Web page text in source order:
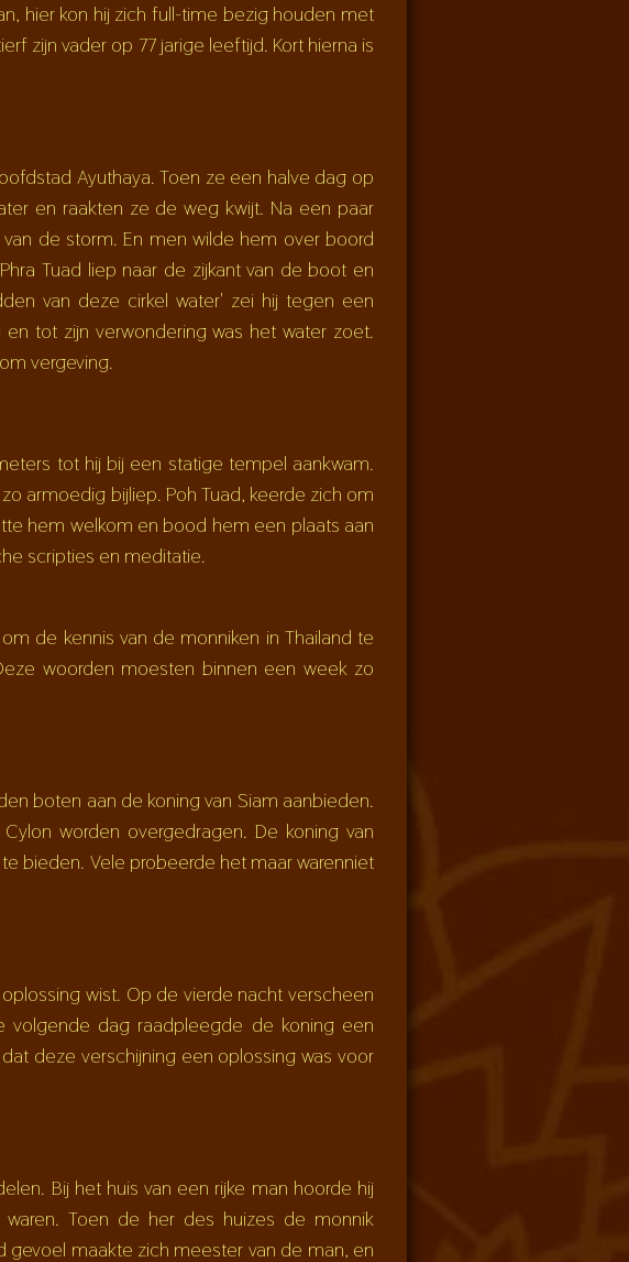
hier kon hij zich full-time bezig houden met
zijn vader op 77 jarige leeftijd. Kort hierna is
Ayuthaya. Toen ze een halve dag op
en raakten ze de weg kwijt. Na een paar
de storm. En men wilde hem over boord
Tuad liep naar de zijkant van de boot en
van deze cirkel water' zei hij tegen een
tot zijn verwondering was het water zoet.
vergeving.
tot hij bij een statige tempel aankwam.
armoedig bijliep. Poh Tuad, keerde zich om
hem welkom en bood hem een plaats aan
scripties en meditatie.
de kennis van de monniken in Thailand te
woorden moesten binnen een week zo
boten aan de koning van Siam aanbieden.
worden overgedragen. De koning van
bieden. Vele probeerde het maar warenniet
wist. Op de vierde nacht verscheen
dag raadpleegde de koning een
deze verschijning een oplossing was voor
Bij het huis van een rijke man hoorde hij
Toen de her des huizes de monnik
maakte zich meester van de man, en